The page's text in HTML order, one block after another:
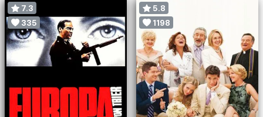
7.3
335
5.8
1198